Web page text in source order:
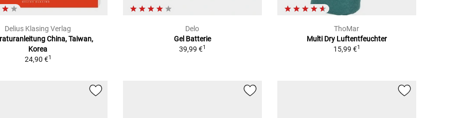
Delius Klasing Verlag
China, Taiwan,
Korea
24,90 €1
Delo
Gel Batterie
39,99 €1
ThoMar
Multi Dry Luftentfeuchter
15,99 €1